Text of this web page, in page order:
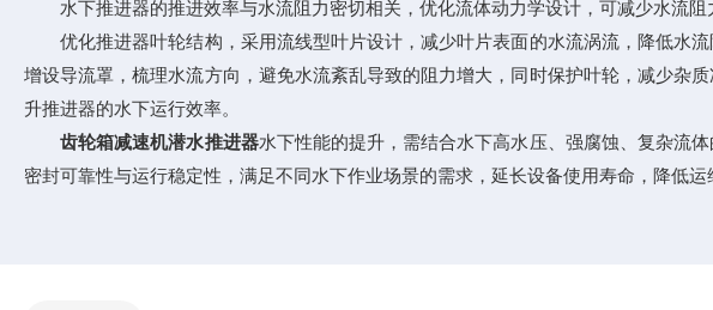
水下推进器的推进效率与水流阻力密切相关，优化流体动力学设计，可减少水流阻
优化推进器叶轮结构，采用流线型叶片设计，减少叶片表面的水流涡流，降低水
增设导流罩，梳理水流方向，避免水流紊乱导致的阻力增大，同时保护叶轮，减少杂
升推进器的水下运行效率。
齿轮箱减速机潜水推进器水下性能的提升，需结合水下高水压、强腐蚀、复杂流
密封可靠性与运行稳定性，满足不同水下作业场景的需求，延长设备使用寿命，降低运